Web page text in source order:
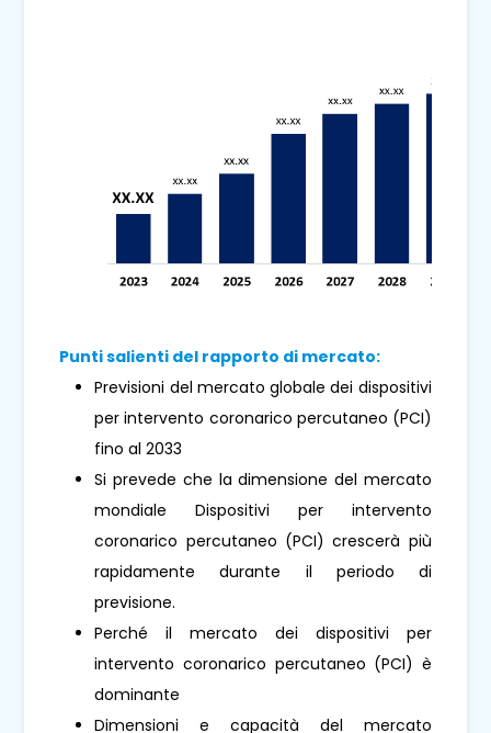
Punti salienti del rapporto di mercato:
Previsioni del mercato globale dei dispositivi
per intervento coronarico percutaneo (PCI)
fino al 2033
Si prevede che la dimensione del mercato
mondiale Dispositivi per intervento
coronarico percutaneo (PCI) crescerà più
rapidamente durante il periodo di
previsione.
Perché il mercato dei dispositivi per
intervento coronarico percutaneo (PCI) è
dominante
Dimensioni e capacità del mercato